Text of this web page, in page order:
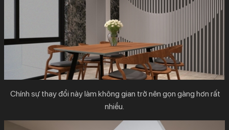
Chính sự thay đổi này làm không gian trở nên gọn gàng hơn rất
nhiều.